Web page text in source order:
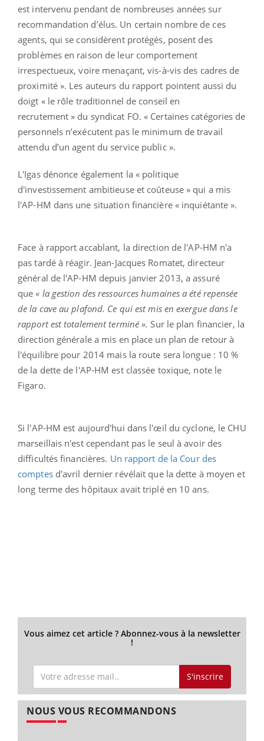
est intervenu pendant de nombreuses années sur
recommandation d’élus. Un certain nombre de ces
agents, qui se considèrent protégés, posent des
problèmes en raison de leur comportement
irrespectueux, voire menaçant, vis-à-vis des cadres de
proximité ». Les auteurs du rapport pointent aussi du
doigt « le rôle traditionnel de conseil en
recrutement » du syndicat FO. « Certaines catégories de
personnels n’exécutent pas le minimum de travail
attendu d’un agent du service public ».
L'Igas dénonce également la « politique
d'investissement ambitieuse et coûteuse » qui a mis
l'AP-HM dans une situation financière « inquiétante ».
Face à rapport accablant, la direction de l'AP-HM n'a
pas tardé à réagir. Jean-Jacques Romatet, directeur
général de l'AP-HM depuis janvier 2013, a assuré
que« la gestion des ressources humaines a été repensée
de la cave au plafond. Ce qui est mis en exergue dans le
rapport est totalement terminé ».Sur le plan financier, la
direction générale a mis en place un plan de retour à
l'équilibre pour 2014 mais la route sera longue : 10 %
de la dette de l'AP-HM est classée toxique, note le
Figaro.
Si l'AP-HM est aujourd'hui dans l'œil du cyclone, le CHU
marseillais n'est cependant pas le seul à avoir des
difficultés financières. Un rapport de la Cour des
comptesd'avril dernier révélait que la dette à moyen et
long terme des hôpitaux avait triplé en 10 ans.
Vous aimez cet article ? Abonnez-vous à la newsletter
!
S'inscrire
NOUS VOUS RECOMMANDONS